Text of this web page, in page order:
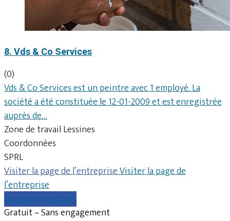
8. Vds & Co Services
(0)
Vds & Co Services est un peintre avec 1 employé. La
société a été constituée le 12-01-2009 et est enregistrée
auprès de…
Zone de travail Lessines
Coordonnées
SPRL
Visiter la page de l’entrepriseVisiter la page de
l’entreprise
Comparer les devis
Gratuit – Sans engagement